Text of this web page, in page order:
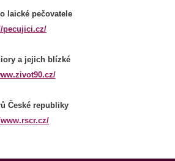
laické pečovatele
pecujici.cz/
a jejich blízké
České republiky